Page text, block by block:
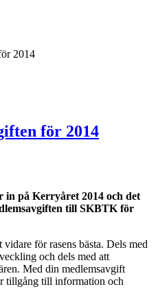
2014
för 2014
på Kerryåret 2014 och det
till SKBTK för
för rasens bästa. Dels med
och dels med att
Med din medlemsavgift
tillgång till information och